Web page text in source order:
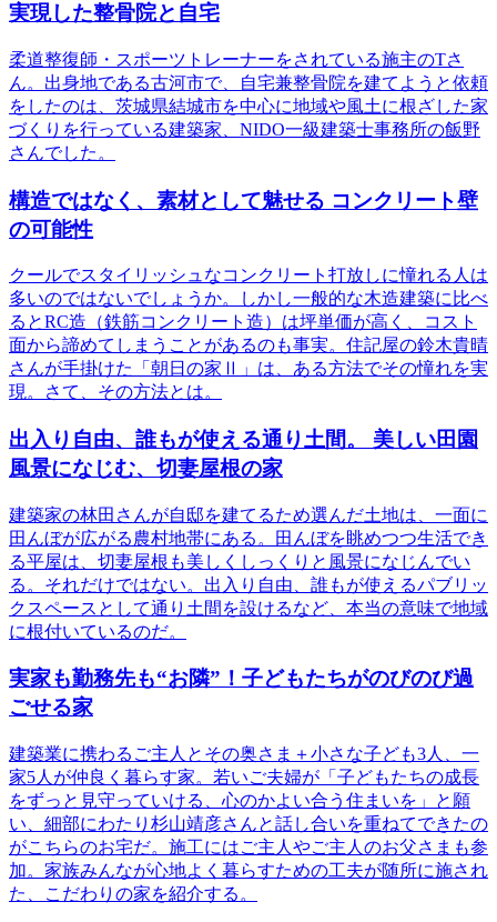
実現した整骨院と自宅
柔道整復師・スポーツトレーナーをされている施主のTさ
ん。出身地である古河市で、自宅兼整骨院を建てようと依頼
をしたのは、茨城県結城市を中心に地域や風土に根ざした家
づくりを行っている建築家、NIDO一級建築士事務所の飯野
さんでした。
構造ではなく、素材として魅せる コンクリート壁
の可能性
クールでスタイリッシュなコンクリート打放しに憧れる人は
多いのではないでしょうか。しかし一般的な木造建築に比べ
るとRC造（鉄筋コンクリート造）は坪単価が高く、コスト
面から諦めてしまうことがあるのも事実。住記屋の鈴木貴晴
さんが手掛けた「朝日の家Ⅱ」は、ある方法でその憧れを実
現。さて、その方法とは。
出入り自由、誰もが使える通り土間。 美しい田園
風景になじむ、切妻屋根の家
建築家の林田さんが自邸を建てるため選んだ土地は、一面に
田んぼが広がる農村地帯にある。田んぼを眺めつつ生活でき
る平屋は、切妻屋根も美しくしっくりと風景になじんでい
る。それだけではない。出入り自由、誰もが使えるパブリッ
クスペースとして通り土間を設けるなど、本当の意味で地域
に根付いているのだ。
実家も勤務先も“お隣”！子どもたちがのびのび過
ごせる家
建築業に携わるご主人とその奥さま＋小さな子ども3人、一
家5人が仲良く暮らす家。若いご夫婦が「子どもたちの成長
をずっと見守っていける、心のかよい合う住まいを」と願
い、細部にわたり杉山靖彦さんと話し合いを重ねてできたの
がこちらのお宅だ。施工にはご主人やご主人のお父さまも参
加。家族みんなが心地よく暮らすための工夫が随所に施され
た、こだわりの家を紹介する。